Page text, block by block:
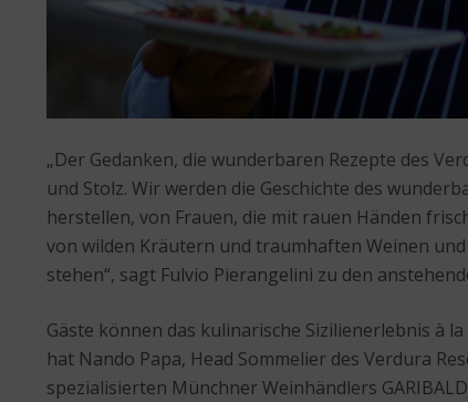
„Der Gedanken, die wunderbaren Rezepte des
und Stolz. Wir werden die Geschichte des
herstellen, von Frauen, die mit rauen Händen
von wilden Kräutern und traumhaften Weinen
stehen“, sagt Fulvio Pierangelini zu den
Gäste können das kulinarische Sizilienerlebnis à
hat Nando Papa, Head Sommelier des Verdura
spezialisierten Münchner Weinhändlers